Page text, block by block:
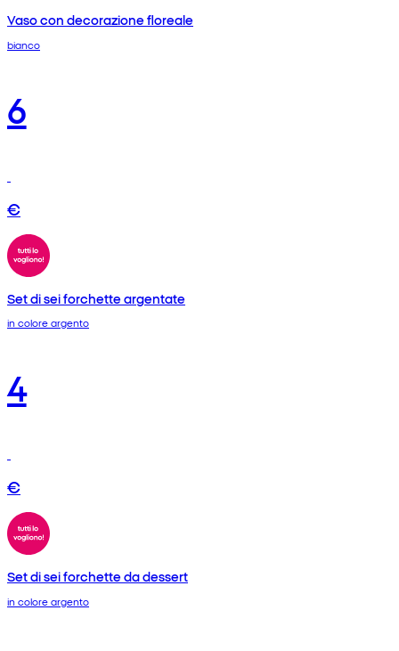
Vaso con decorazione floreale
bianco
6
€
Set di sei forchette argentate
in colore argento
4
€
Set di sei forchette da dessert
in colore argento